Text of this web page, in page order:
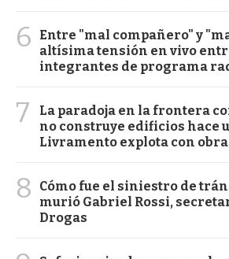
6
Entre "mal compañero" y
altísima tensión en vivo
integrantes de programa
7
La paradoja en la frontera
no construye edificios hace
Livramento explota con
8
Cómo fue el siniestro de
murió Gabriel Rossi,
Drogas